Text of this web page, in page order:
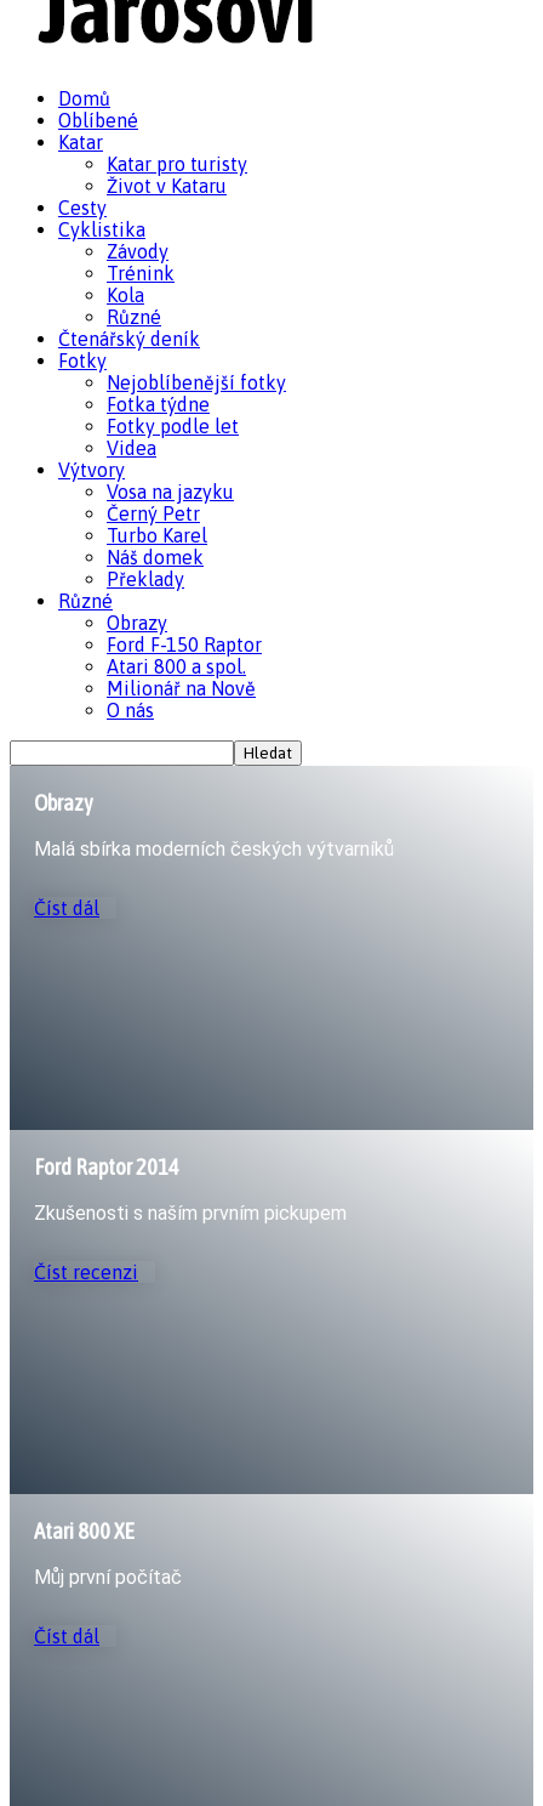
Domů
Oblíbené
Katar
Katar pro turisty
Život v Kataru
Cesty
Cyklistika
Závody
Trénink
Kola
Různé
Čtenářský deník
Fotky
Nejoblíbenější fotky
Fotka týdne
Fotky podle let
Videa
Výtvory
Vosa na jazyku
Černý Petr
Turbo Karel
Náš domek
Překlady
Různé
Obrazy
Ford F-150 Raptor
Atari 800 a spol.
Milionář na Nově
O nás
Obrazy
Malá sbírka moderních českých výtvarníků
Číst dál
Ford Raptor 2014
Zkušenosti s naším prvním pickupem
Číst recenzi
Atari 800 XE
Můj první počítač
Číst dál